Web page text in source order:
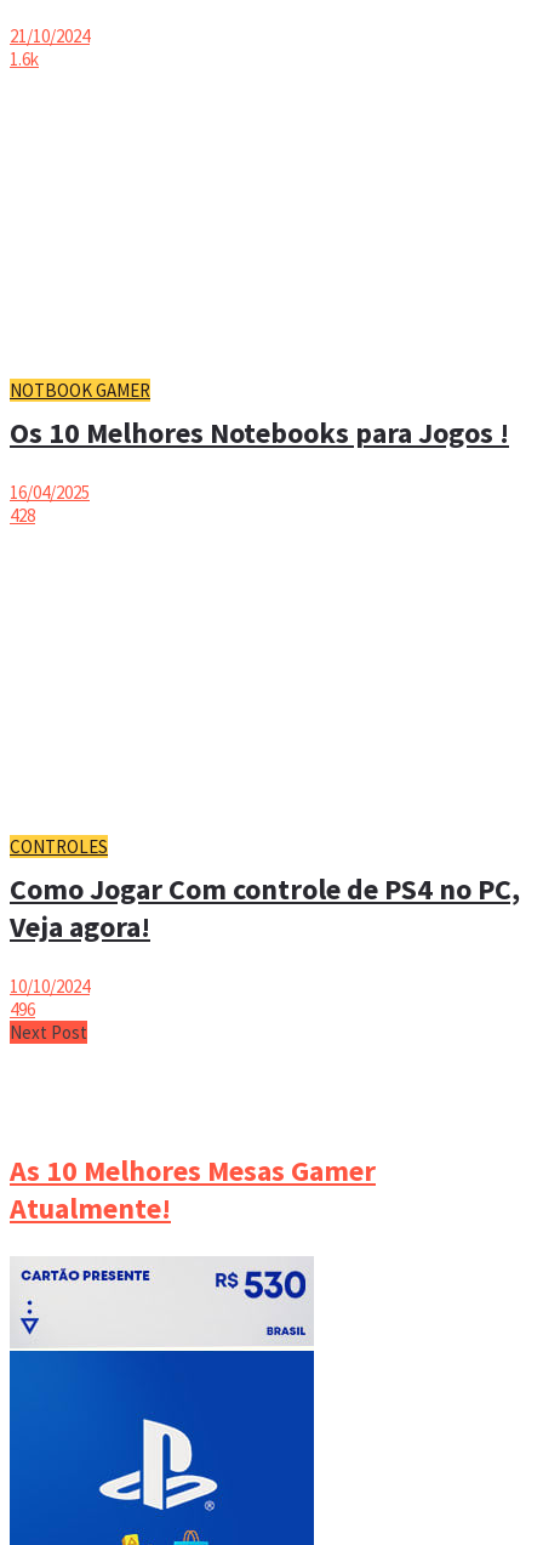
21/10/2024
1.6k
NOTBOOK GAMER
Os 10 Melhores Notebooks para Jogos !
16/04/2025
428
CONTROLES
Como Jogar Com controle de PS4 no PC,
Veja agora!
10/10/2024
496
Next Post
As 10 Melhores Mesas Gamer
Atualmente!